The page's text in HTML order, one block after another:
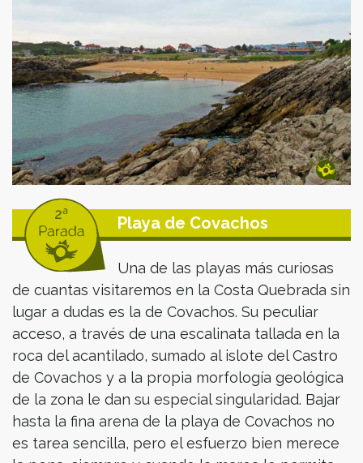
Playa de Covachos
Una de las playas más curiosas
de cuantas visitaremos en la Costa Quebrada sin
lugar a dudas es la de Covachos. Su peculiar
acceso, a través de una escalinata tallada en la
roca del acantilado, sumado al islote del Castro
de Covachos y a la propia morfología geológica
de la zona le dan su especial singularidad. Bajar
hasta la fina arena de la playa de Covachos no
es tarea sencilla, pero el esfuerzo bien merece